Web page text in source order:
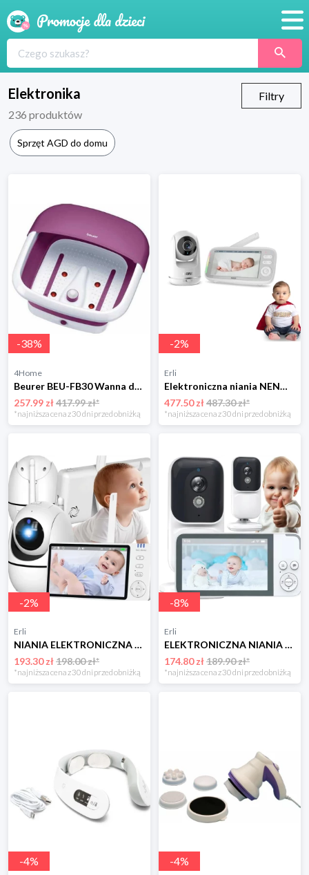
Elektronika
Filtry
236 produktów
Sprzęt AGD do domu
-38%
4Home
Beurer BEU-FB30 Wanna do masażu
257.99 zł417.99 zł*
*najniższa cena z 30 dni przed obniżką
-2%
Erli
Elektroniczna niania NENO VISTA z kamerą obrotowa TRYB NOCNY na żywo
477.50 zł487.30 zł*
*najniższa cena z 30 dni przed obniżką
-2%
Erli
NIANIA ELEKTRONICZNA Z KAMERĄ OBROTOWA BABY MONITOR WYŚWIETLACZ LCD 5" HD
193.30 zł198.00 zł*
*najniższa cena z 30 dni przed obniżką
-8%
Erli
ELEKTRONICZNA NIANIA Z KAMERA NA ŻYWO KOŁYSANKI SZUMY MIKROFON ALARM PŁACZU
174.80 zł189.90 zł*
*najniższa cena z 30 dni przed obniżką
-4% -4%